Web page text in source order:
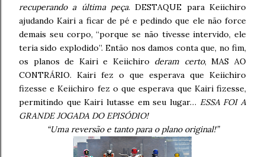
recuperando a última peça. DESTAQUE para Keiichiro
ajudando Kairi a ficar de pé e pedindo que ele não force
demais seu corpo, “porque se não tivesse intervido, ele
teria sido explodido”. Então nos damos conta que, no fim,
os planos de Kairi e Keiichiro deram certo, MAS AO
CONTRÁRIO. Kairi fez o que esperava que Keiichiro
fizesse e Keiichiro fez o que esperava que Kairi fizesse,
permitindo que Kairi lutasse em seu lugar… ESSA FOI A
GRANDE JOGADA DO EPISÓDIO!
“Uma reversão e tanto para o plano original!”